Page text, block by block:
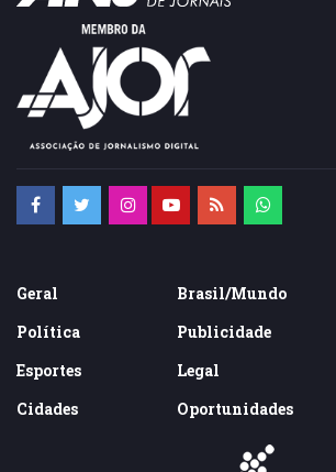
Geral
Política
Esportes
Cidades
Brasil/Mundo
Publicidade
Legal
Oportunidades